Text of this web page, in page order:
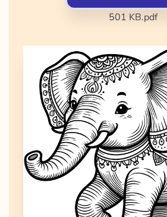
501 KB.pdf